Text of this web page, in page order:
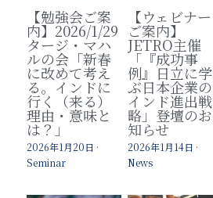
【勉強会ご案
内】2026/1/29
タージ・マハ
ルの会「新春
に改めて考え
る。インドに
行く（来る）
理由・意味と
は？」
2026年1月20日 ·
Seminar
【ウェビナー
ご案内】
JETRO主催
「『成功事
例』日立に学
ぶ日本企業の
インド進出戦
略」登壇のお
知らせ
2026年1月14日 ·
News